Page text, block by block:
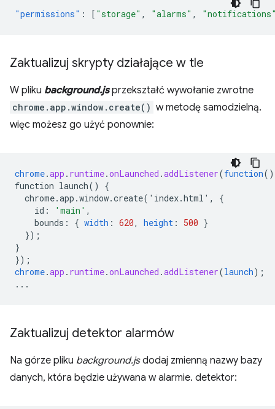
"permissions" : [ "storage" , "alarms" ,
Zaktualizuj skrypty działające w tle
W pliku background.jsprzekształć wywołanie zwrotne
chrome.app.window.create() w metodę samodzielną.
więc możesz go użyć ponownie:
chrome.app . runtime.onLaunched .addListener(function()
function launch()
{
chrome.app.window.create('index.html',
{
id : 'main' ,
bounds : { width : 620, height : 500 }
});
}
});
chrome.app . runtime.onLaunched .addListener(launch);
...
Zaktualizuj detektor alarmów
Na górze pliku background.jsdodaj zmienną nazwy bazy
danych, która będzie używana w alarmie. detektor: